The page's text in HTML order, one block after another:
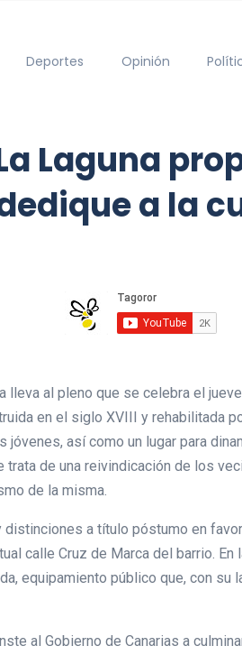
Deportes Opinión
Laguna
a la
lleva al pleno que se celebra el
en el siglo XVIII y rehabilitada
así como un lugar para
trata de una reivindicación de los
de la misma.
a título póstumo en
calle Cruz de Marca del barrio.
equipamiento público que, con su
al Gobierno de Canarias a